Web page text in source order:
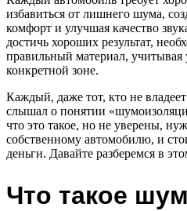
избавиться от лишнего шума,
комфорт и улучшая качество
достичь хороших результат,
правильный материал,
конкретной зоне.
Каждый, даже тот, кто не
слышал о понятии
что это такое, но не уверены,
собственному автомобилю, и
деньги. Давайте разберемся в
Что такое